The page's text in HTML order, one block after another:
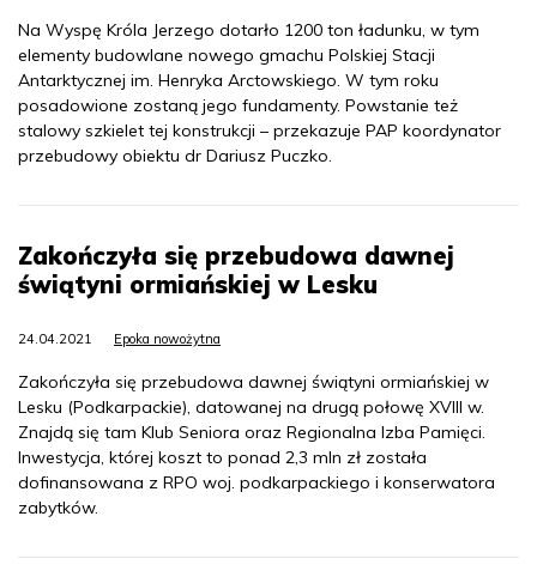
Na Wyspę Króla Jerzego dotarło 1200 ton ładunku, w tym
elementy budowlane nowego gmachu Polskiej Stacji
Antarktycznej im. Henryka Arctowskiego. W tym roku
posadowione zostaną jego fundamenty. Powstanie też
stalowy szkielet tej konstrukcji – przekazuje PAP koordynator
przebudowy obiektu dr Dariusz Puczko.
Zakończyła się przebudowa dawnej
świątyni ormiańskiej w Lesku
24.04.2021 Epoka nowożytna
Zakończyła się przebudowa dawnej świątyni ormiańskiej w
Lesku (Podkarpackie), datowanej na drugą połowę XVIII w.
Znajdą się tam Klub Seniora oraz Regionalna Izba Pamięci.
Inwestycja, której koszt to ponad 2,3 mln zł została
dofinansowana z RPO woj. podkarpackiego i konserwatora
zabytków.